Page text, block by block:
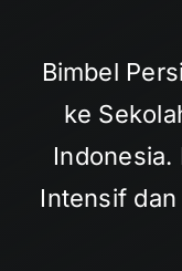
Bimbel
ke
Indonesia.
Intensif